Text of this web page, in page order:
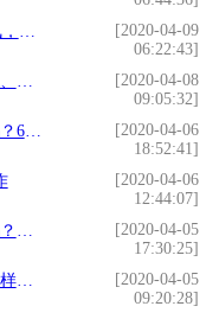
）
[2020-04-09
06:22:43]
[2020-04-08
09:05:32]
里话
[2020-04-06
18:52:41]
[2020-04-06
12:44:07]
！
[2020-04-05
17:30:25]
？
[2020-04-05
09:20:28]